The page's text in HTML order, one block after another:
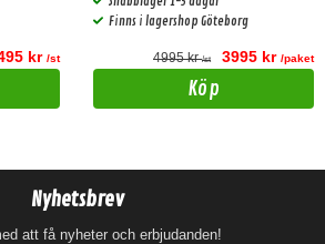
kr /st
Finns i lagershop Göteborg
4995 kr/st 3995 kr /paket
Köp
Nyhetsbrev
att få nyheter och erbjudanden!